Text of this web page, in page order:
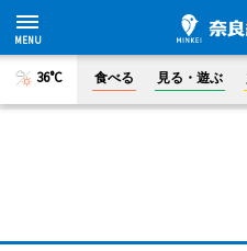
36°C 食べる 見る・遊ぶ